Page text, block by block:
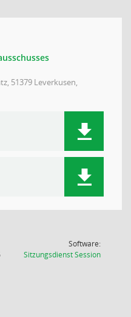
51379 Leverkusen,
Software:
SitzungsdienstSession(Wird in